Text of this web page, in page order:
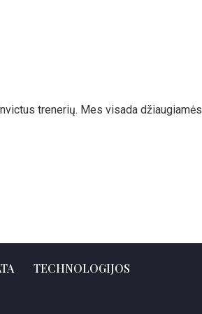
trenerių. Mes visada džiaugiamės
TECHNOLOGIJOS